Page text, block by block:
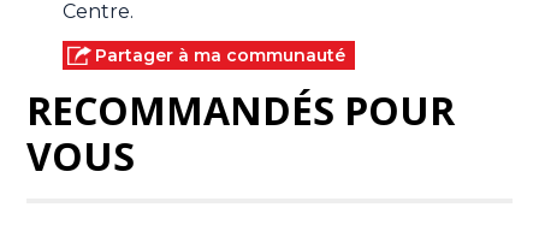
Centre.
Partager à ma communauté
RECOMMANDÉS POUR
VOUS